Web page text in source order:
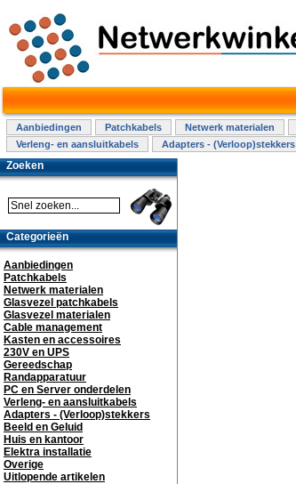
Aanbiedingen Patchkabels Netwerk materialen
Verleng- en aansluitkabels
Adapters - (Verloop)stekkers
Zoeken
Categorieën
Aanbiedingen
Patchkabels
Netwerk materialen
Glasvezel patchkabels
Glasvezel materialen
Cable management
Kasten en accessoires
230V en UPS
Gereedschap
Randapparatuur
PC en Server onderdelen
Verleng- en aansluitkabels
Adapters - (Verloop)stekkers
Beeld en Geluid
Huis en kantoor
Elektra installatie
Overige
Uitlopende artikelen